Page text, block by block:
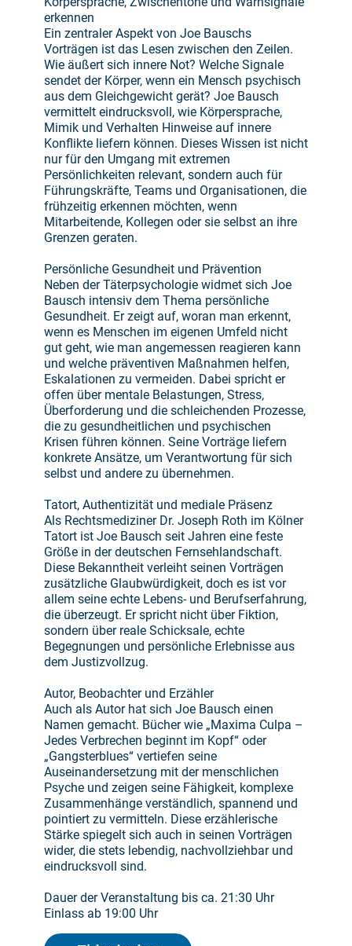
erkennen
Ein zentraler Aspekt von Joe Bauschs
Vorträgen ist das Lesen zwischen den Zeilen.
Wie äußert sich innere Not? Welche Signale
sendet der Körper, wenn ein Mensch psychisch
aus dem Gleichgewicht gerät? Joe Bausch
vermittelt eindrucksvoll, wie Körpersprache,
Mimik und Verhalten Hinweise auf innere
Konflikte liefern können. Dieses Wissen ist nicht
nur für den Umgang mit extremen
Persönlichkeiten relevant, sondern auch für
Führungskräfte, Teams und Organisationen, die
frühzeitig erkennen möchten, wenn
Mitarbeitende, Kollegen oder sie selbst an ihre
Grenzen geraten.
Persönliche Gesundheit und Prävention
Neben der Täterpsychologie widmet sich Joe
Bausch intensiv dem Thema persönliche
Gesundheit. Er zeigt auf, woran man erkennt,
wenn es Menschen im eigenen Umfeld nicht
gut geht, wie man angemessen reagieren kann
und welche präventiven Maßnahmen helfen,
Eskalationen zu vermeiden. Dabei spricht er
offen über mentale Belastungen, Stress,
Überforderung und die schleichenden Prozesse,
die zu gesundheitlichen und psychischen
Krisen führen können. Seine Vorträge liefern
konkrete Ansätze, um Verantwortung für sich
selbst und andere zu übernehmen.
Tatort, Authentizität und mediale Präsenz
Als Rechtsmediziner Dr. Joseph Roth im Kölner
Tatort ist Joe Bausch seit Jahren eine feste
Größe in der deutschen Fernsehlandschaft.
Diese Bekanntheit verleiht seinen Vorträgen
zusätzliche Glaubwürdigkeit, doch es ist vor
allem seine echte Lebens- und Berufserfahrung,
die überzeugt. Er spricht nicht über Fiktion,
sondern über reale Schicksale, echte
Begegnungen und persönliche Erlebnisse aus
dem Justizvollzug.
Autor, Beobachter und Erzähler
Auch als Autor hat sich Joe Bausch einen
Namen gemacht. Bücher wie „Maxima Culpa –
Jedes Verbrechen beginnt im Kopf“ oder
„Gangsterblues“ vertiefen seine
Auseinandersetzung mit der menschlichen
Psyche und zeigen seine Fähigkeit, komplexe
Zusammenhänge verständlich, spannend und
pointiert zu vermitteln. Diese erzählerische
Stärke spiegelt sich auch in seinen Vorträgen
wider, die stets lebendig, nachvollziehbar und
eindrucksvoll sind.
Dauer der Veranstaltung bis ca. 21:30 Uhr
Einlass ab 19:00 Uhr